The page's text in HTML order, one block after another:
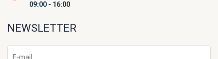
09:00 - 16:00
NEWSLETTER